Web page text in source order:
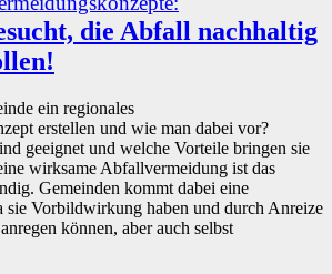
die Abfall nachhaltig
ein regionales
erstellen und wie man dabei vor?
geeignet und welche Vorteile bringen sie
wirksame Abfallvermeidung ist das
Gemeinden kommt dabei eine
sie Vorbildwirkung haben und durch Anreize
können, aber auch selbst